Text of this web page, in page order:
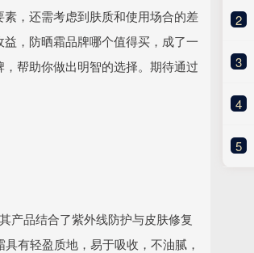
，还需考虑到肤质和使用场合的差
，防晒霜品牌哪个值得买，成了一
帮助你做出明智的选择。期待通过
产品结合了紫外线防护与皮肤修复
有轻盈质地，易于吸收，不油腻，
2
3
4
5